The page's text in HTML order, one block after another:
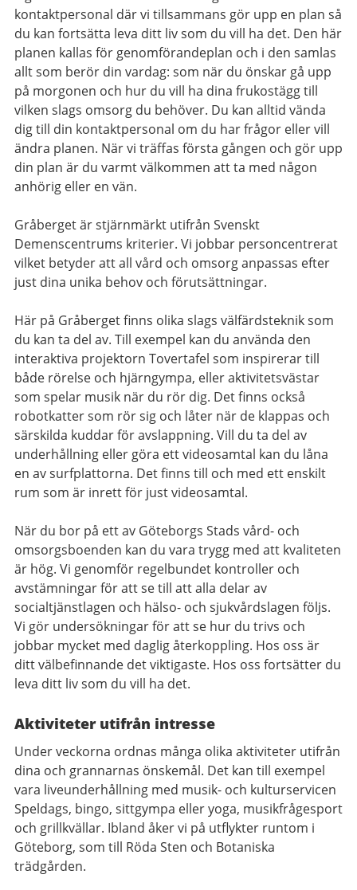
kontaktpersonal där vi tillsammans gör upp en plan så
du kan fortsätta leva ditt liv som du vill ha det. Den här
planen kallas för genomförandeplan och i den samlas
allt som berör din vardag: som när du önskar gå upp
på morgonen och hur du vill ha dina frukostägg till
vilken slags omsorg du behöver. Du kan alltid vända
dig till din kontaktpersonal om du har frågor eller vill
ändra planen. När vi träffas första gången och gör upp
din plan är du varmt välkommen att ta med någon
anhörig eller en vän.
Gråberget är stjärnmärkt utifrån Svenskt
Demenscentrums kriterier. Vi jobbar personcentrerat
vilket betyder att all vård och omsorg anpassas efter
just dina unika behov och förutsättningar.
Här på Gråberget finns olika slags välfärdsteknik som
du kan ta del av. Till exempel kan du använda den
interaktiva projektorn Tovertafel som inspirerar till
både rörelse och hjärngympa, eller aktivitetsvästar
som spelar musik när du rör dig. Det finns också
robotkatter som rör sig och låter när de klappas och
särskilda kuddar för avslappning. Vill du ta del av
underhållning eller göra ett videosamtal kan du låna
en av surfplattorna. Det finns till och med ett enskilt
rum som är inrett för just videosamtal.
När du bor på ett av Göteborgs Stads vård- och
omsorgsboenden kan du vara trygg med att kvaliteten
är hög. Vi genomför regelbundet kontroller och
avstämningar för att se till att alla delar av
socialtjänstlagen och hälso- och sjukvårdslagen följs.
Vi gör undersökningar för att se hur du trivs och
jobbar mycket med daglig återkoppling. Hos oss är
ditt välbefinnande det viktigaste. Hos oss fortsätter du
leva ditt liv som du vill ha det.
Aktiviteter utifrån intresse
Under veckorna ordnas många olika aktiviteter utifrån
dina och grannarnas önskemål. Det kan till exempel
vara liveunderhållning med musik- och kulturservicen
Speldags, bingo, sittgympa eller yoga, musikfrågesport
och grillkvällar. Ibland åker vi på utflykter runtom i
Göteborg, som till Röda Sten och Botaniska
trädgården.